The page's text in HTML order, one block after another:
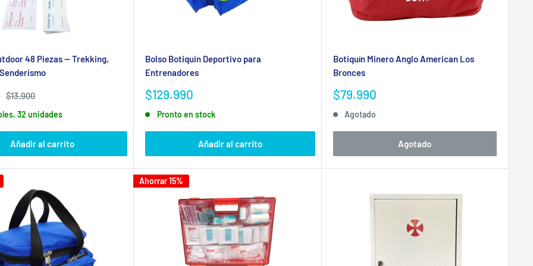
Trabajo y legislación vigente.
adecuado según tu rubro y número de trabajadores.
A LOS BOTIQUINES?
de primeros auxiliosaccesibles y completos, garantizando atención inmediata en emergencias.
como gasas, antisépticos o frío instantáneo tienen fecha de vencimiento.
48 Piezas — Trekking,
Precio
$13.900
32 unidades
Añadir al carrito
Bolso Botiquin Deportivo para
Entrenadores
Precio
venta
$129.990
Pronto en stock
Añadir al carrito
Botiquín Minero Anglo American Los
Bronces
Precio
venta
$79.990
Agotado
Agotado
Ahorrar 15%